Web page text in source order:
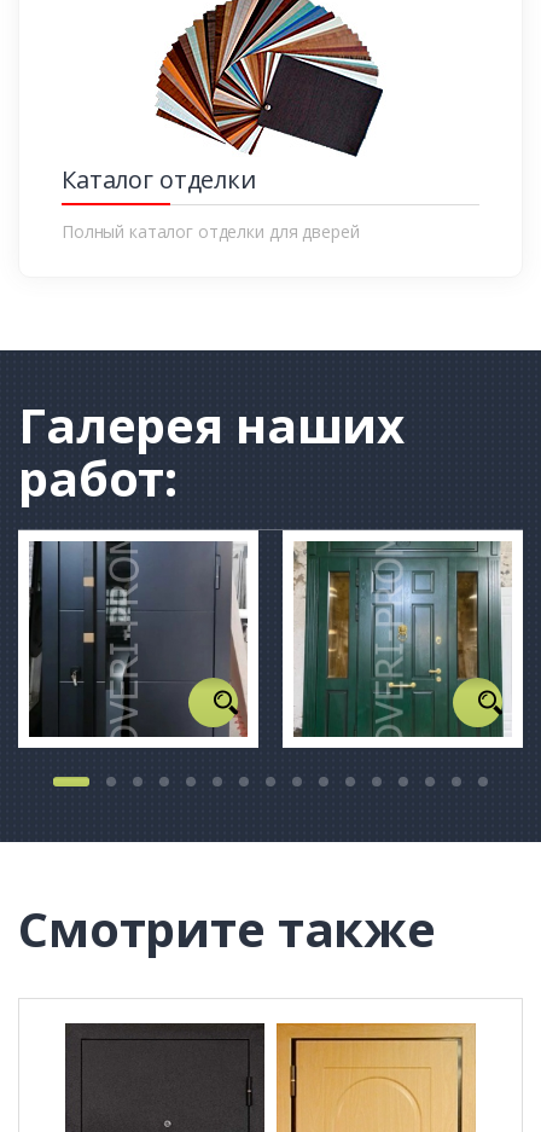
Каталог отделки
Полный каталог отделки для дверей
Галерея наших
работ:
Смотрите также